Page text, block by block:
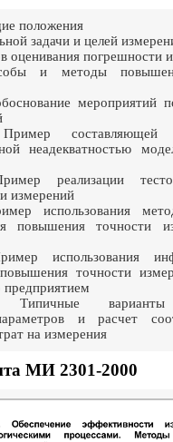
положения
задачи и целей
оценивания погрешности
и методы
мероприятий
составляющей
неадекватностью
реализации
измерений
использования
повышения точности
использования
точности
предприятием
варианты
и расчет
на измерения
МИ 2301-2000